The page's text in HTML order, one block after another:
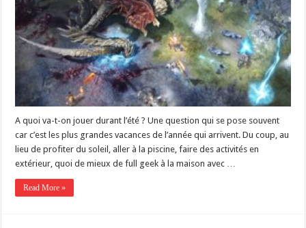
A quoi va-t-on jouer durant l’été ? Une question qui se pose souvent
car c’est les plus grandes vacances de l’année qui arrivent. Du coup, au
lieu de profiter du soleil, aller à la piscine, faire des activités en
extérieur, quoi de mieux de full geek à la maison avec …
Read More »